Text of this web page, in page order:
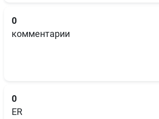
0
комментарии
0
ER